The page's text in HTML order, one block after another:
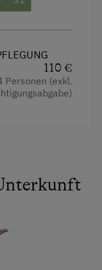
110 €
Personen (exkl.